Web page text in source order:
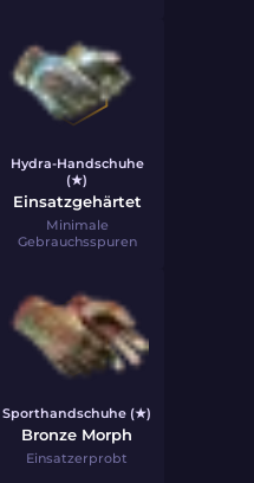
Hydra-Handschuhe
(★)
Einsatzgehärtet
Minimale
Gebrauchsspuren
Sporthandschuhe (★)
Bronze Morph
Einsatzerprobt